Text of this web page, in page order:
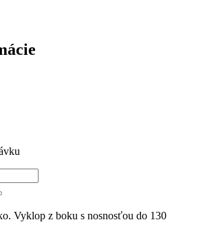
Vyklop z boku s nosnosťou do 130